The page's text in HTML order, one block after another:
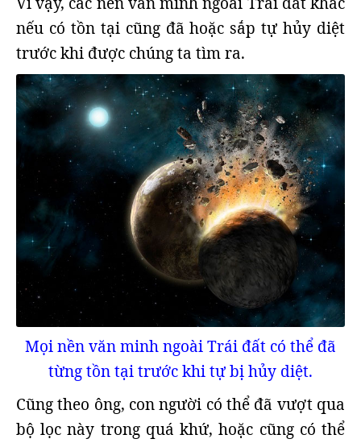
nếu có tồn tại cũng đã hoặc sắp tự hủy diệt
trước khi được chúng ta tìm ra.
Mọi nền văn minh ngoài Trái đất có thể đã
từng tồn tại trước khi tự bị hủy diệt.
Cũng theo ông, con người có thể đã vượt qua
bộ lọc này trong quá khứ, hoặc cũng có thể